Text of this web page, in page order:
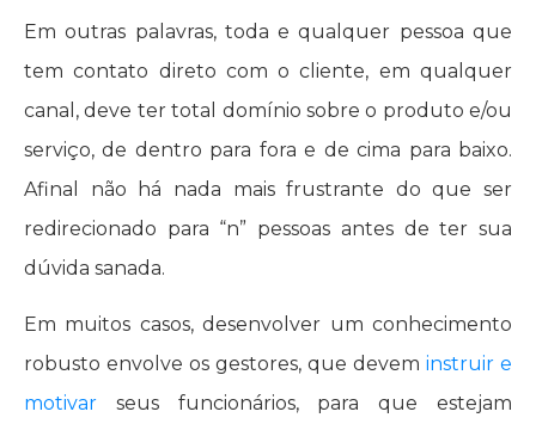
Em outras palavras, toda e qualquer pessoa que
tem contato direto com o cliente, em qualquer
canal, deve ter total domínio sobre o produto e/ou
serviço, de dentro para fora e de cima para baixo.
Afinal não há nada mais frustrante do que ser
redirecionado para “n” pessoas antes de ter sua
dúvida sanada.
Em muitos casos, desenvolver um conhecimento
robusto envolve os gestores, que devem instruir e
motivar seus funcionários, para que estejam